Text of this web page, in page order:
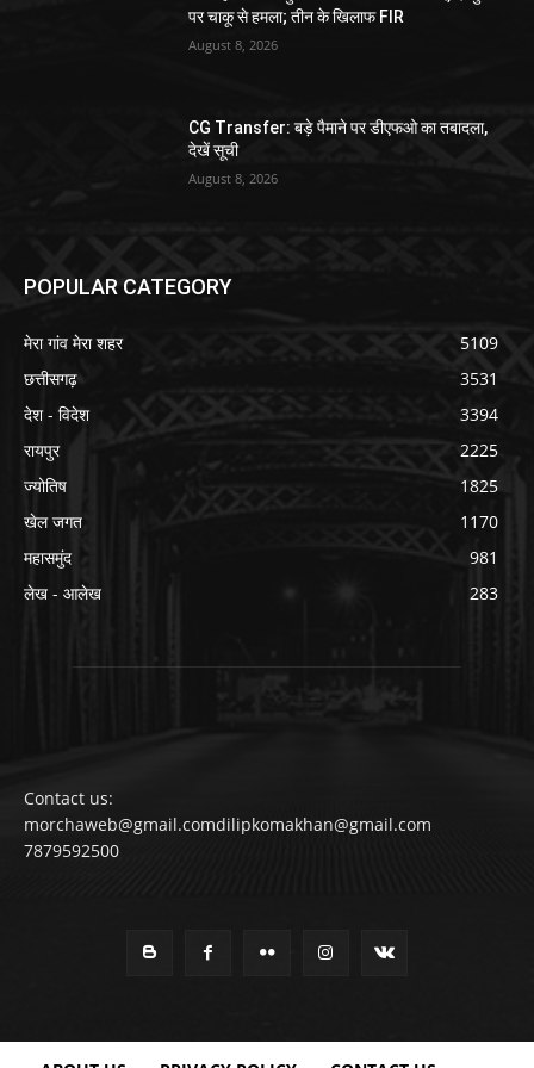
पर चाकू से हमला; तीन के खिलाफ FIR
August 8, 2026
CG Transfer: बड़े पैमाने पर डीएफओ का तबादला,
देखें सूची
August 8, 2026
POPULAR CATEGORY
मेरा गांव मेरा शहर
5109
छत्तीसगढ़
3531
देश - विदेश
3394
रायपुर
2225
ज्योतिष
1825
खेल जगत
1170
महासमुंद
981
लेख - आलेख
283
Contact us:
morchaweb@gmail.comdilipkomakhan@gmail.com
7879592500